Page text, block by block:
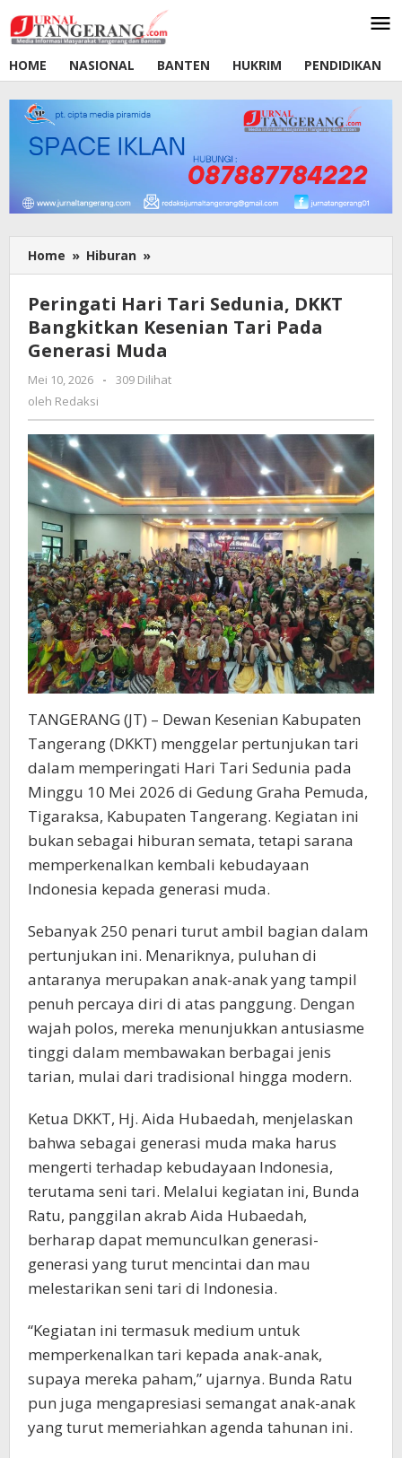
ke
konten
HOME
NASIONAL BANTEN HUKRIM PENDIDIKAN
Home » Hiburan »
Hari
Sedunia,
DKKT
Bangkitkan
Tari
Generasi
Muda
Peringati Hari Tari Sedunia, DKKT
Bangkitkan Kesenian Tari Pada
Generasi Muda
Mei 10, 2026
oleh
-
309 Dilihat
oleh Redaksi
TANGERANG (JT) – Dewan Kesenian Kabupaten
Tangerang (DKKT) menggelar pertunjukan tari
dalam memperingati Hari Tari Sedunia pada
Minggu 10 Mei 2026 di Gedung Graha Pemuda,
Tigaraksa, Kabupaten Tangerang. Kegiatan ini
bukan sebagai hiburan semata, tetapi sarana
memperkenalkan kembali kebudayaan
Indonesia kepada generasi muda.
Sebanyak 250 penari turut ambil bagian dalam
pertunjukan ini. Menariknya, puluhan di
antaranya merupakan anak-anak yang tampil
penuh percaya diri di atas panggung. Dengan
wajah polos, mereka menunjukkan antusiasme
tinggi dalam membawakan berbagai jenis
tarian, mulai dari tradisional hingga modern.
Ketua DKKT, Hj. Aida Hubaedah, menjelaskan
bahwa sebagai generasi muda maka harus
mengerti terhadap kebudayaan Indonesia,
terutama seni tari. Melalui kegiatan ini, Bunda
Ratu, panggilan akrab Aida Hubaedah,
berharap dapat memunculkan generasi-
generasi yang turut mencintai dan mau
melestarikan seni tari di Indonesia.
“Kegiatan ini termasuk medium untuk
memperkenalkan tari kepada anak-anak,
supaya mereka paham,” ujarnya. Bunda Ratu
pun juga mengapresiasi semangat anak-anak
yang turut memeriahkan agenda tahunan ini.